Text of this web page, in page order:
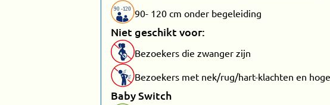
90 -120 90- 120 cm onder begeleiding
Niet geschikt voor:
Bezoekers die zwanger zijn
Bezoekers met nek/rug/hart-klachten en
Baby Switch